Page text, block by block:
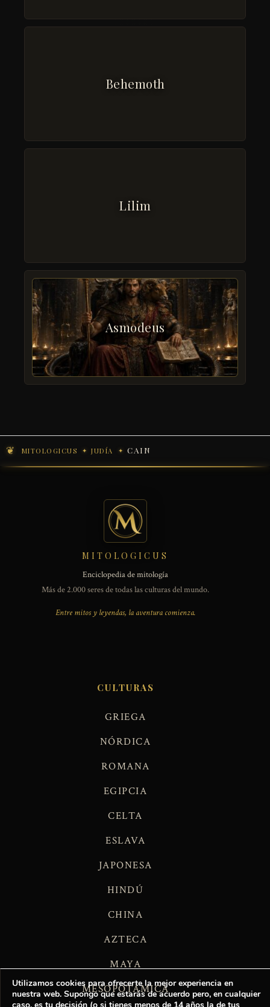
Behemoth
Lilim
Asmodeus
MITOLOGICUS JUDÍA CAIN
MITOLOGICUS
Enciclopedia de mitología
Más de 2.000 seres de todas las culturas del mundo.
Entre mitos y leyendas, la aventura comienza.
CULTURAS
GRIEGA
NÓRDICA
ROMANA
EGIPCIA
CELTA
ESLAVA
JAPONESA
HINDÚ
CHINA
AZTECA
MAYA
MESOPOTÁMICA
Utilizamos cookies para ofrecerte la mejor experiencia en
nuestra web. Supongo que estarás de acuerdo pero, en cualquier